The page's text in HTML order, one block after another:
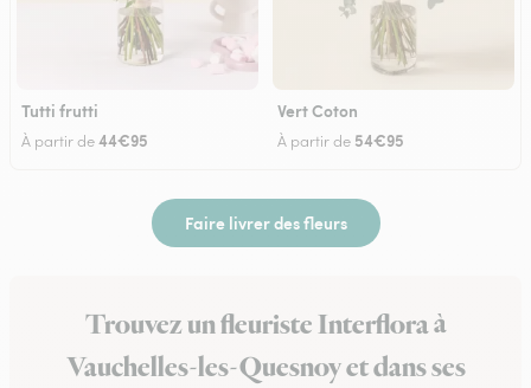
Tutti frutti
À partir de44€95
Vert Coton
À partir de 54€95
Faire livrer des fleurs
Trouvez un fleuriste Interflora à
Vauchelles-les-Quesnoy et dans ses